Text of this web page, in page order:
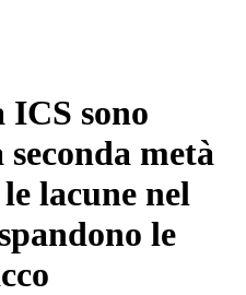
sono
metà
lacune nel
le